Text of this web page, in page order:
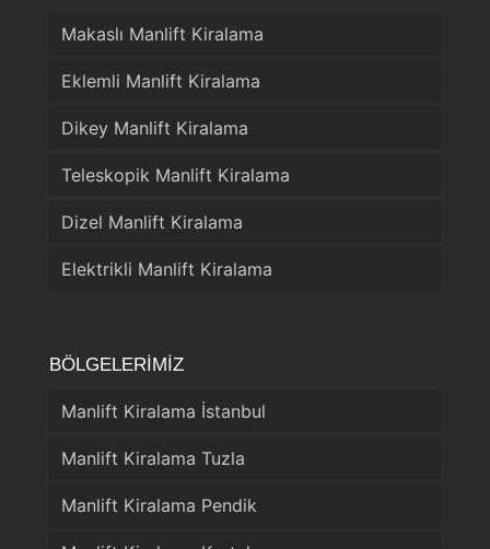
Makaslı Manlift Kiralama
Eklemli Manlift Kiralama
Dikey Manlift Kiralama
Teleskopik Manlift Kiralama
Dizel Manlift Kiralama
Elektrikli Manlift Kiralama
BÖLGELERİMİZ
Manlift Kiralama İstanbul
Manlift Kiralama Tuzla
Manlift Kiralama Pendik